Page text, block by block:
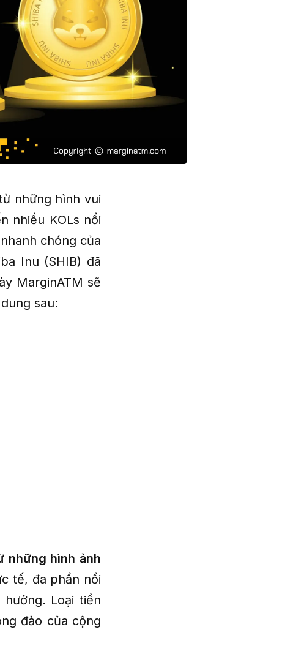
những hình vui
nhiều KOLs nổi
chóng của
Inu (SHIB) đã
MarginATM sẽ
sau:
những hình ảnh
tế, đa phần nổi
Loại tiền
đảo của cộng